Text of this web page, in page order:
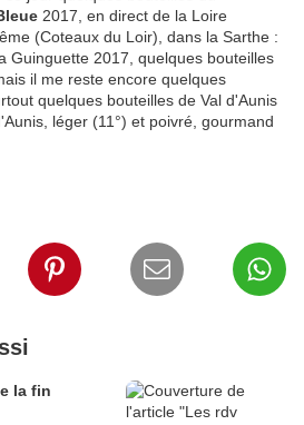
2017, en direct de la Loire
(Coteaux du Loir), dans la Sarthe :
Guinguette 2017, quelques bouteilles
il me reste encore quelques
quelques bouteilles de Val d'Aunis
léger (11°) et poivré, gourmand
la fin